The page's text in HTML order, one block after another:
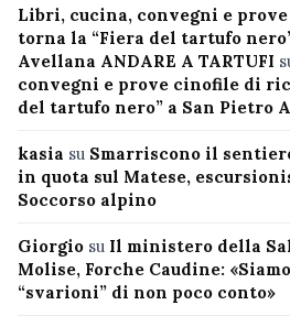
Libri, cucina, convegni e
torna la “Fiera del tartufo
Avellana ANDARE A TARTUFI
convegni e prove cinofile di
del tartufo nero” a San Pietro
kasia su Smarriscono il
in quota sul Matese,
Soccorso alpino
Giorgio su Il ministero della
Molise, Forche Caudine:
“svarioni” di non poco conto»